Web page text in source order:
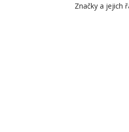
Značky a jejich